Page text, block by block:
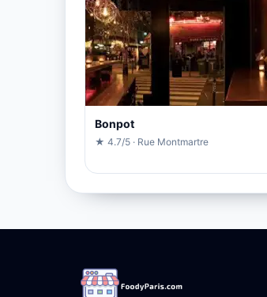
Bonpot
★ 4.7/5 · Rue Montmartre